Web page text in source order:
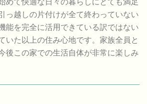
めて快適な日々の暮らしにとても満足
っ越しの片付けが全て終わっていない
能を完全に活用できている訳ではない
いた以上の住み心地です。家族全員と
後この家での生活自体が非常に楽しみ